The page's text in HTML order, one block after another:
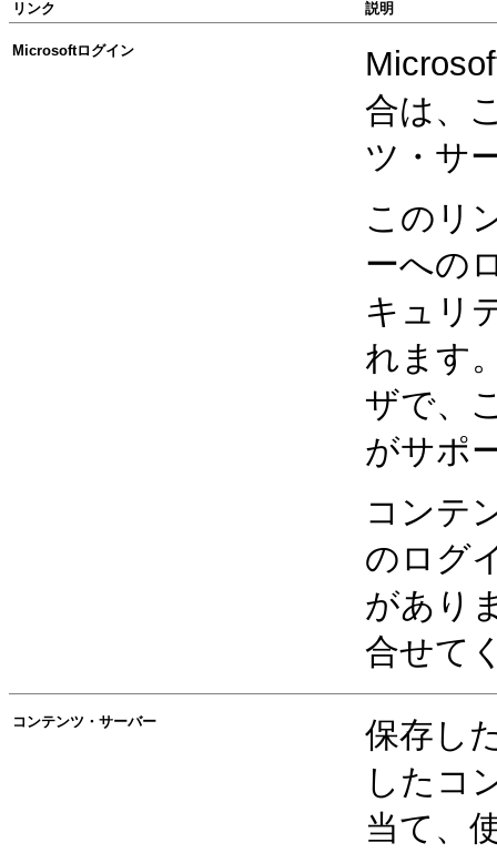
リンク 説明
Microsoftログイン
合は、
ツ・サ
このリ
ーへの
キュリ
れます
ザで、
がサポ
コンテ
のログ
があり
合せて
コンテンツ・サーバー
保存し
したコ
当て、